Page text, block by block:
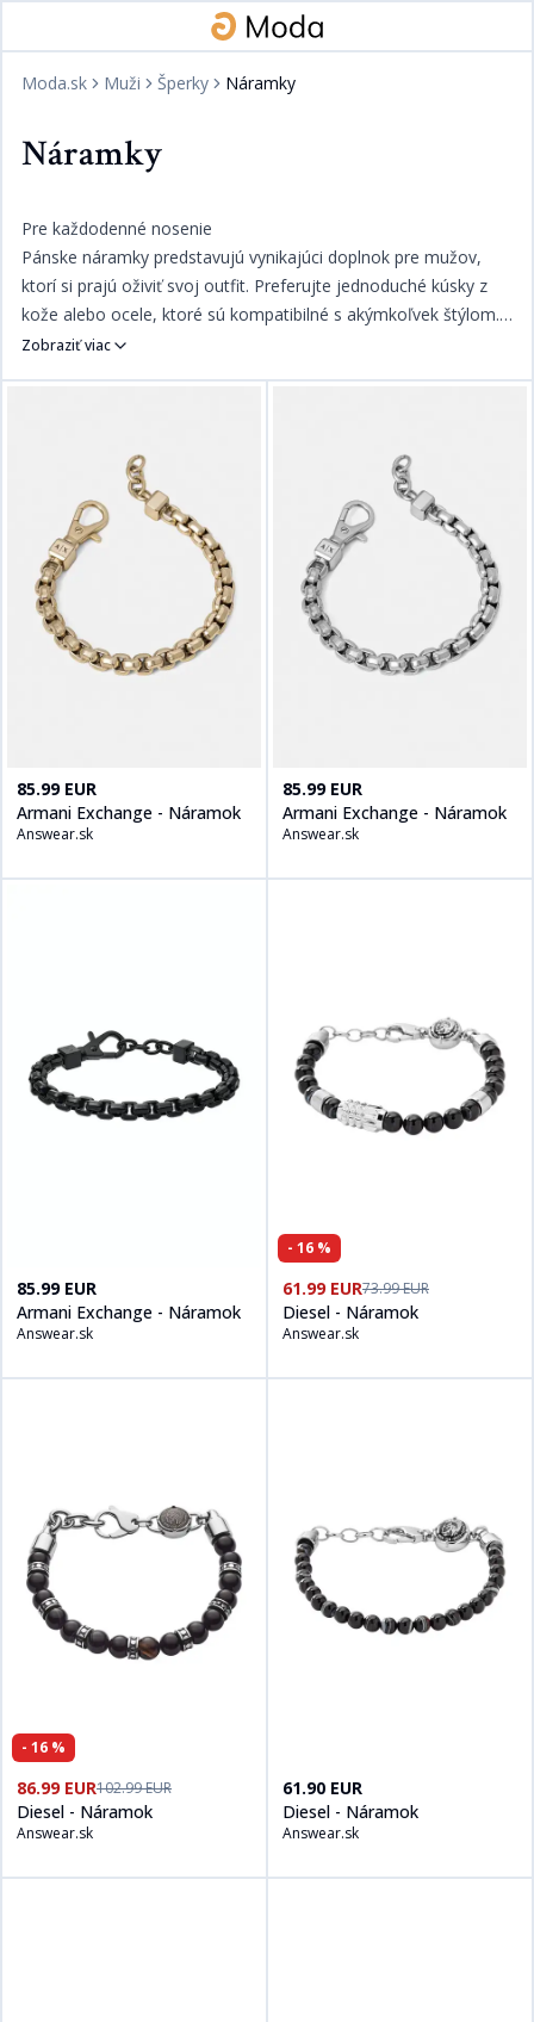
Moda.sk Muži Šperky Náramky
Náramky
Pre každodenné nosenie​​​​‌ ‍ ​‍​‍‌‍ ‌ ​‍‌‍‍‌‌‍‌ ‌‍‍‌‌‍ ‍​‍​‍​ ‍‍​‍​‍‌ ​ ‌‍​‌‌‍ ‍‌‍‍‌‌ ‌​‌ ‍‌​‍ ‍‌‍‍‌‌‍ ​‍​‍​‍ ​​‍​‍‌‍‍​‌ ​‍‌‍‌‌‌‍‌‍​‍​‍​ ‍‍​‍​‍‌‍‍​‌ ‌​‌ ‌​‌ ​​​ ‍‍​‍ ​‍ ‌‍ ​‌‍ ‌‍​ ‌‍​‌‌‍ ​‌‍‍​‌‍ ‌ ​ ‌ ‌​​ ‍‍​ ​ ​ ​​​ ​​​ ​​​‍ ‌ ​ ‌ ‌​‌ ‌‌‌‍‌​‌‍‍‌‌‍ ​‍ ‌‍‍‌‌‍ ‍‌ ‌​‌‍‌‌‌‍ ‍‌ ‌​​‍ ‌‍‌‌‌‍‌​‌‍‍‌‌ ‌​​‍ ‌‍ ‌‌‍ ‌‍‌​‌‍‌‌​ ‌‌ ​​‌ ​‍‌‍‌‌‌ ​ ‌‍‌‌‌‍ ‍‌ ‌​‌‍​‌‌ ‌​‌‍‍‌‌‍ ‌‍ ‍​ ‍ ‌‍‍‌‌‍‌​​ ‌‌‍‌​​ ‍​​ ‌​‌‍​‌‌‍​ ​ ​‌‌‍​‌‌‍​ ​‍ ‌‌‍‌‌​ ‍‌​ ​​‌‍‌‍​‍ ‌​ ‌​​ ​​​ ‌ ‌‍​‍​‍ ‌​ ‍​‌‍‌‌​ ‌‌​ ​‍​‍ ‌‌‍​ ‌‍‌‌​ ‍‌​ ‍‌​ ​ ‌‍‌‍​ ​​‌‍​‍‌‍​‍‌‍​ ​ ‌‍​ ​‍​ ‍ ‌ ‌​‌ ‍‌‌ ​​‌‍‌‌​ ‌‌‍​ ‌‍​‌‌ ‌​‌‍‌‌‌‍‌ ‌‍ ‌ ​‍‌‍‍‌‌‍‌‌‌ ​ ​ ‍ ‌ ​​‌‍​‌‌ ‌​‌‍‍​​ ‌‌ ​​‌ ​‍‌‍‍‌‌‍ ‌‌‍​‌‌ ​‍‌ ‍‌‌‌‌​‌‍‌‌‌ ‍​‌ ‌​​‍‌‌​ ‌‌‌​​‍‌‌ ‌‍‍ ‌‍‌‌‌ ‍‌​‍‌‌​ ​ ‌​‌​​‍‌‌​ ​ ‌​‌​​‍‌‌​ ​‍​ ​‍​ ​​‌‍​ ​ ‌‍‌‍​‌​ ‍‌​ ‌‍‌‍​‌‌‍​ ​ ‌‍‌‍‌​‌‍​‍‌‍‌‍​‍‌‌​ ​‍​ ​‍​‍‌‌​ ‌‌‌​‌​​‍ ‍‌‍​ ‌‍‍​‌‍‍‌‌‍ ​‌‍‌​‌ ​‍‌‍‌‌‌‍ ‍​‍‌‌​ ‌‌‌​​‍‌‌ ‌‍‍ ‌‍‌‌‌ ‍‌​‍‌‌​ ​ ‌​‌​​‍‌‌​ ​ ‌​‌​​‍‌‌​ ​‍​ ​‍​ ‍‌​ ​ ‌‍​‌​ ​‌​ ‌​​ ‌​​ ​​‌‍​ ‌‍​‍‌‍​ ‌‍‌​‌‍​ ​ ​​​‍‌‌​ ​‍​ ​‍​‍‌‌​ ‌‌‌​‌​​‍ ‍‌ ‌​‌‍‌‌‌ ‍​‌ ‌​​ ‌‍​‍‌‍​‌‌ ​ ‌‍‌‌‌‌‌‌‌ ​‍‌‍ ​​ ‌‌‍‍​‌ ‌​‌ ‌​‌ ​​​‍‌‌​ ​ ‌​​‌​‍‌‌​ ​‍‌​‌‍​‍‌‌​ ​‍‌​‌‍‌‍ ​‌‍ ‌‍​ ‌‍​‌‌‍ ​‌‍‍​‌‍ ‌ ​ ‌ ‌​​‍‌‌​ ​ ‌​​‌​ ​ ​ ​​​ ​​​ ​​​‍‌‌​ ​‍‌​‌‍‌ ​ ‌ ‌​‌ ‌‌‌‍‌​‌‍‍‌‌‍ ​‍‌‍‌‍‍‌‌‍‌​​ ‌‌‍‌​​ ‍​​ ‌​‌‍​‌‌‍​ ​ ​‌‌‍​‌‌‍​ ​‍ ‌‌‍‌‌​ ‍‌​ ​​‌‍‌‍​‍ ‌​ ‌​​ ​​​ ‌ ‌‍​‍​‍ ‌​ ‍​‌‍‌‌​ ‌‌​ ​‍​‍ ‌‌‍​ ‌‍‌‌​ ‍‌​ ‍‌​ ​ ‌‍‌‍​ ​​‌‍​‍‌‍​‍‌‍​ ​ ‌‍​ ​‍​‍‌‍‌ ‌​‌ ‍‌‌ ​​‌‍‌‌​ ‌‌‍​ ‌‍​‌‌ ‌​‌‍‌‌‌‍‌ ‌‍ ‌ ​‍‌‍‍‌‌‍‌‌‌ ​ ​‍‌‍‌ ​​‌‍​‌‌ ‌​‌‍‍​​ ‌‌ ​​‌ ​‍‌‍‍‌‌‍ ‌‌‍​‌‌ ​‍‌ ‍‌‌‌‌​‌‍‌‌‌ ‍​‌ ‌​​‍‌‌​ ‌‌‌​​‍‌‌ ‌‍‍ ‌‍‌‌‌ ‍‌​‍‌‌​ ​ ‌​‌​​‍‌‌​ ​ ‌​‌​​‍‌‌​ ​‍​ ​‍​ ​​‌‍​ ​ ‌‍‌‍​‌​ ‍‌​ ‌‍‌‍​‌‌‍​ ​ ‌‍‌‍‌​‌‍​‍‌‍‌‍​‍‌‌​ ​‍​ ​‍​‍‌‌​ ‌‌‌​‌​​‍ ‍‌‍​ ‌‍‍​‌‍‍‌‌‍ ​‌‍‌​‌ ​‍‌‍‌‌‌‍ ‍​‍‌‌​ ‌‌‌​​‍‌‌ ‌‍‍ ‌‍‌‌‌ ‍‌​‍‌‌​ ​ ‌​‌​​‍‌‌​ ​ ‌​‌​​‍‌‌​ ​‍​ ​‍​ ‍‌​ ​ ‌‍​‌​ ​‌​ ‌​​ ‌​​ ​​‌‍​ ‌‍​‍‌‍​ ‌‍‌​‌‍​ ​ ​​​‍‌‌​ ​‍​ ​‍​‍‌‌​ ‌‌‌​‌​​‍ ‍‌ ‌​‌‍‌‌‌ ‍​‌ ‌​​‍‌‍‌ ​​‌‍‌‌‌ ​‍‌ ​ ‌ ​​‌‍‌‌‌‍​ ‌ ‌​‌‍‍‌‌ ‌‍‌‍‌‌​ ‌‌ ​​‌ ‌‌‌‍​‍‌‍ ​‌‍‍‌‌ ​ ‌‍‍​‌‍‌‌‌‍‌​​‍​‍‌ ‌
Pánske náramky predstavujú vynikajúci doplnok pre mužov,
ktorí si prajú oživiť svoj outfit. Preferujte jednoduché kúsky z
kože alebo ocele, ktoré sú kompatibilné s akýmkoľvek štýlom.
Ideálnou voľbou sú aj náramky s prvkami z prírodných
Zobraziť viac
85.99 EUR
Armani Exchange - Náramok
Answear.sk
Kúpiť produt Armani Exchange - Náramokna
85.99 EUR
Armani Exchange - Náramok
Answear.sk
Kúpiť produt
85.99 EUR
Armani Exchange - Náramok
Answear.sk
Kúpiť produt Armani Exchange - NáramoknaAnswear.sk
- 16 %
61.99 EUR73.99 EUR
Diesel - Náramok
Answear.sk
Kúpiť produtDiesel - Náramok
- 16 %
86.99 EUR102.99 EUR
Diesel - Náramok
Answear.sk
Kúpiť produtDiesel - Náramok Answear.sk
61.90 EUR
Diesel - Náramok
Answear.sk
Kúpiť produt